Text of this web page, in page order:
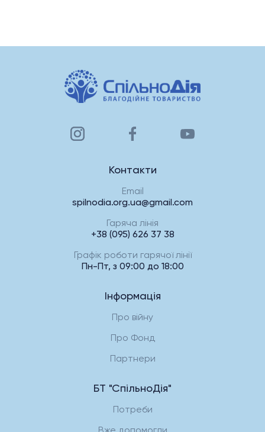
Контакти
Email
spilnodia.org.ua@gmail.com
Гаряча лінія
+38 (095) 626 37 38
Графік роботи гарячої лінії
Пн-Пт, з 09:00 до 18:00
Інформація
Про війну
Про Фонд
Партнери
БТ "СпільноДія"
Потреби